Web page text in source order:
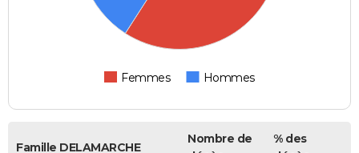
Femmes Hommes
Famille DELAMARCHE
Nombre de
% des